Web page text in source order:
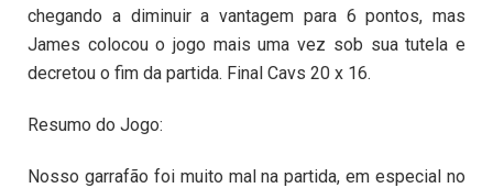
chegando a diminuir a vantagem para 6 pontos, mas
James colocou o jogo mais uma vez sob sua tutela e
decretou o fim da partida. Final Cavs 20 x 16.
Resumo do Jogo:
Nosso garrafão foi muito mal na partida, em especial no